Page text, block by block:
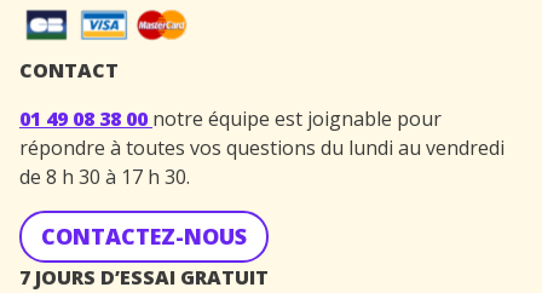
CONTACT
01 49 08 38 00 notre équipe est joignable pour
répondre à toutes vos questions du lundi au vendredi
de 8 h 30 à 17 h 30.
CONTACTEZ-NOUS
7 JOURS D’ESSAI GRATUIT